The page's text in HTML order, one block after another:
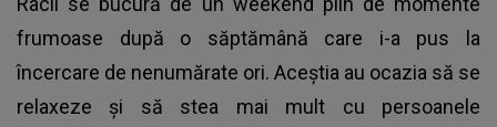
frumoase după o săptămână care i-a pus la
încercare de nenumărate ori. Aceștia au ocazia să se
relaxeze și să stea mai mult cu persoanele